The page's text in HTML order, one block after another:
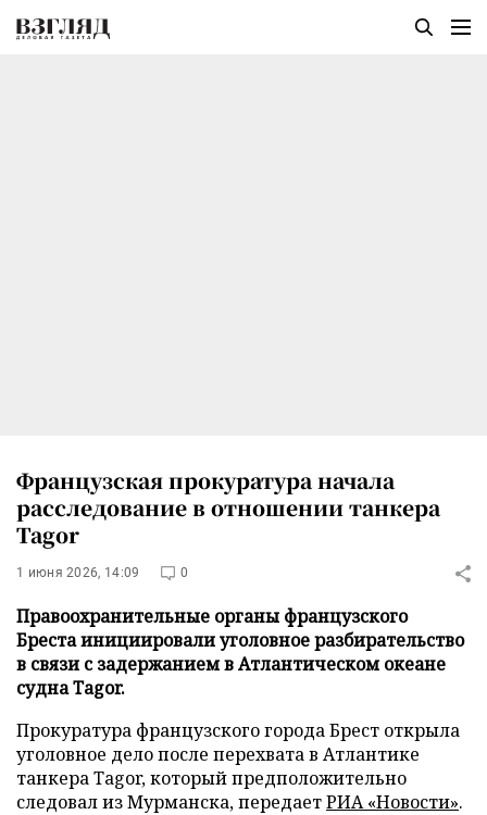
Французская прокуратура начала
расследование в отношении танкера
Tagor
1 июня 2026, 14:09 0
Правоохранительные органы французского
Бреста инициировали уголовное разбирательство
в связи с задержанием в Атлантическом океане
судна Tagor.
Прокуратура французского города Брест открыла
уголовное дело после перехвата в Атлантике
танкера Tagor, который предположительно
следовал из Мурманска, передаетРИА «Новости».